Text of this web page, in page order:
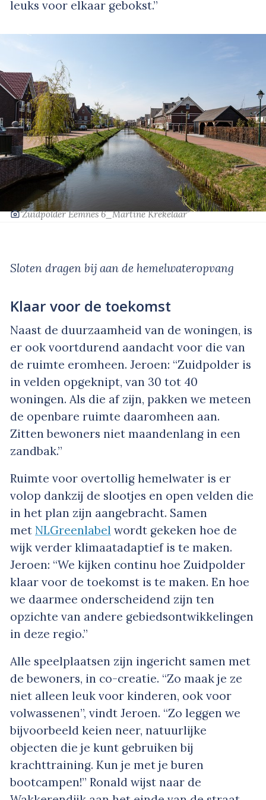
leuks voor elkaar gebokst.”
‘Zuidpolder Eemnes 6_Martine Krekelaar’
Sloten dragen bij aan de hemelwateropvang
Klaar voor de toekomst
Naast de duurzaamheid van de woningen, is
er ook voortdurend aandacht voor die van
de ruimte eromheen. Jeroen: “Zuidpolder is
in velden opgeknipt, van 30 tot 40
woningen. Als die af zijn, pakken we meteen
de openbare ruimte daaromheen aan.
Zitten bewoners niet maandenlang in een
zandbak.”
Ruimte voor overtollig hemelwater is er
volop dankzij de slootjes en open velden die
in het plan zijn aangebracht. Samen
met NLGreenlabel wordt gekeken hoe de
wijk verder klimaatadaptief is te maken.
Jeroen: “We kijken continu hoe Zuidpolder
klaar voor de toekomst is te maken. En hoe
we daarmee onderscheidend zijn ten
opzichte van andere gebiedsontwikkelingen
in deze regio.”
Alle speelplaatsen zijn ingericht samen met
de bewoners, in co-creatie. “Zo maak je ze
niet alleen leuk voor kinderen, ook voor
volwassenen”, vindt Jeroen. “Zo leggen we
bijvoorbeeld keien neer, natuurlijke
objecten die je kunt gebruiken bij
krachttraining. Kun je met je buren
bootcampen!” Ronald wijst naar de